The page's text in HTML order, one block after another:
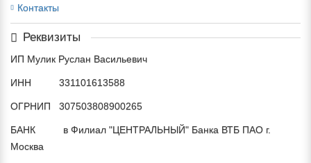
Контакты
Реквизиты
ИП Мулик Руслан Васильевич
ИНН 331101613588
ОГРНИП 307503808900265
БАНК в Филиал "ЦЕНТРАЛЬНЫЙ" Банка ВТБ ПАО г.
Москва